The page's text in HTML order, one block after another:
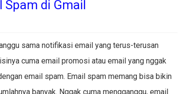
Spam di Gmail
sama notifikasi email yang terus-terusan
cuma email promosi atau email yang nggak
email spam. Email spam memang bisa bikin
banyak. Nggak cuma mengganggu, email